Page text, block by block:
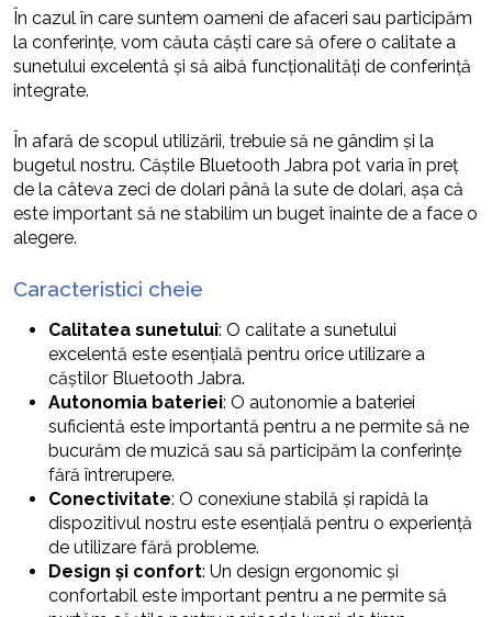
În cazul în care suntem oameni de afaceri sau participăm
la conferințe, vom căuta căști care să ofere o calitate a
sunetului excelentă și să aibă funcționalități de conferință
integrate.
În afară de scopul utilizării, trebuie să ne gândim și la
bugetul nostru. Căștile Bluetooth Jabra pot varia în preț
de la câteva zeci de dolari până la sute de dolari, așa că
este important să ne stabilim un buget înainte de a face o
alegere.
Caracteristici cheie
Calitatea sunetului: O calitate a sunetului
excelentă este esențială pentru orice utilizare a
căștilor Bluetooth Jabra.
Autonomia bateriei: O autonomie a bateriei
suficientă este importantă pentru a ne permite să ne
bucurăm de muzică sau să participăm la conferințe
fără întrerupere.
Conectivitate: O conexiune stabilă și rapidă la
dispozitivul nostru este esențială pentru o experiență
de utilizare fără probleme.
Design și confort: Un design ergonomic și
confortabil este important pentru a ne permite să